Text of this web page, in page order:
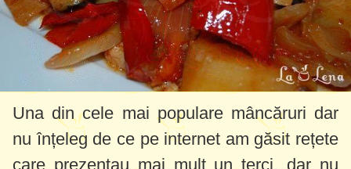
Una din cele mai populare mâncăruri dar
nu înțeleg de ce pe internet am găsit rețete
care prezentau mai mult un terci, dar nu